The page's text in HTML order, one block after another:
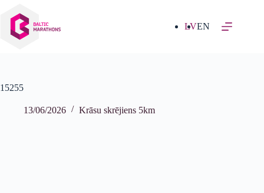
saturu
LVEN
15255
13/06/2026 Krāsu skrējiens 5km